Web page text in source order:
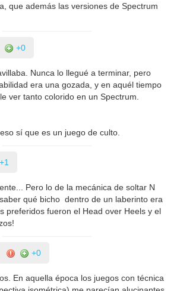
que además las versiones de Spectrum
+0
Nunca lo llegué a terminar, pero
era una gozada, y en aquél tiempo
ver tanto colorido en un Spectrum.
sí que es un juego de culto.
+1
Pero lo de la mecánica de soltar N
qué bicho dentro de un laberinto era
preferidos fueron el Head over Heels y el
+0
En aquella época los juegos con técnica